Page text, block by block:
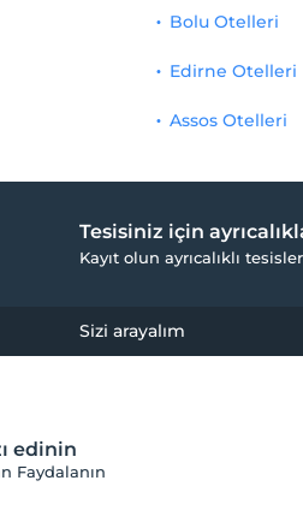
Bolu Otelleri
Edirne Otelleri
Assos Otelleri
Tesisiniz için
Kayıt olun ayrıcalıklı
Sizi arayalım
edinin
Faydalanın